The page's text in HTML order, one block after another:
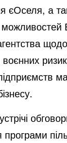
єОселя, а
щодо
програми